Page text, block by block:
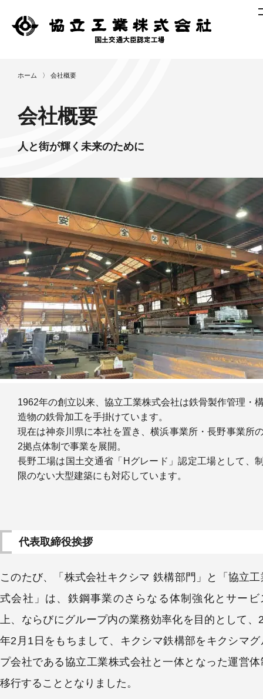
ー
ト
作
業
工
程
設
備
機
器
工
事
実
績
要
ホーム 〉 会社概要
会社概要
人と街が輝く未来のために
1962年の創立以来、協立工業株式会社は鉄骨製作管理・
造物の鉄骨加工を手掛けています。
現在は神奈川県に本社を置き、横浜事業所・長野事業所
2拠点体制で事業を展開。
長野工場は国土交通省「Hグレード」認定工場として、
限のない大型建築にも対応しています。
代表取締役挨拶
このたび、「株式会社キクシマ 鉄構部門」と「協立工
式会社」は、鉄鋼事業のさらなる体制強化とサービ
上、ならびにグループ内の業務効率化を目的として、
年2月1日をもちまして、キクシマ鉄構部をキクシマグ
プ会社である協立工業株式会社と一体となった運営体
移行することとなりました。